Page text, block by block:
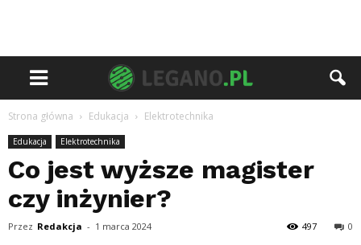
Strona główna Edukacja Elektrotechnika
Edukacja Elektrotechnika
Co jest wyższe magister
czy inżynier?
Przez Redakcja - 1 marca 2024 0
497